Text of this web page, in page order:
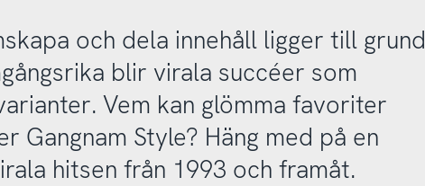
och dela innehåll ligger till grund
blir virala succéer som
Vem kan glömma favoriter
Gangnam Style? Häng med på en
hitsen från 1993 och framåt.